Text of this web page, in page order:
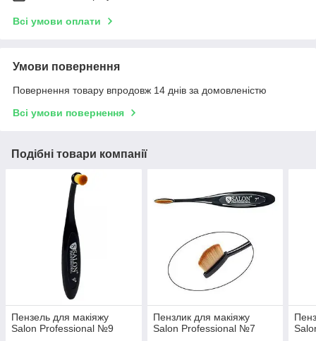
Всі умови оплати
Умови повернення
Повернення товару впродовж 14 днів за домовленістю
Всі умови повернення
Подібні товари компанії
Пензель для макіяжу
Salon Professional №9
Пензлик для макіяжу
Salon Professional №7